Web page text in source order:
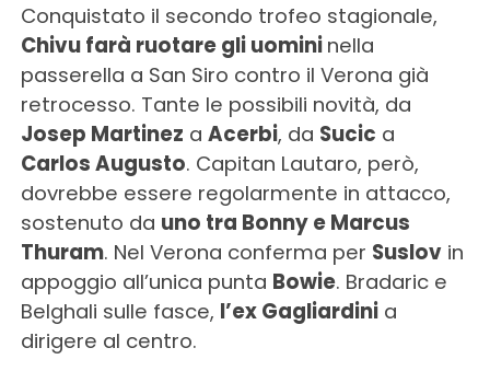
Conquistato il secondo trofeo stagionale,
Chivu farà ruotare gli uomini nella
passerella a San Siro contro il Verona già
retrocesso. Tante le possibili novità, da
Josep Martinez a Acerbi, da Sucic a
Carlos Augusto. Capitan Lautaro, però,
dovrebbe essere regolarmente in attacco,
sostenuto da uno tra Bonny e Marcus
Thuram. Nel Verona conferma per Suslovin
appoggio all’unica punta Bowie. Bradaric e
Belghali sulle fasce, l’ex Gagliardinia
dirigere al centro.